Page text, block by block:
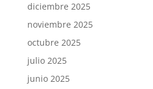
diciembre 2025
noviembre 2025
octubre 2025
julio 2025
junio 2025